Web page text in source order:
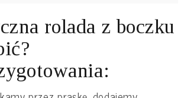
rolada z boczku